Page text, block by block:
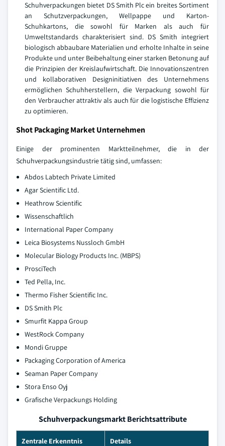
Schuhverpackungen bietet DS Smith Plc ein breites Sortiment
an Schutzverpackungen, Wellpappe und Karton-
Schuhkartons, die sowohl für Marken als auch für
Umweltstandards charakterisiert sind. DS Smith integriert
biologisch abbaubare Materialien und erholte Inhalte in seine
Produkte und unter Beibehaltung einer starken Betonung auf
die Prinzipien der Kreislaufwirtschaft. Die Innovationszentren
und kollaborativen Designinitiativen des Unternehmens
ermöglichen Schuhherstellern, die Verpackung sowohl für
den Verbraucher attraktiv als auch für die logistische Effizienz
zu optimieren.
Shot Packaging Market Unternehmen
Einige der prominenten Marktteilnehmer, die in der
Schuhverpackungsindustrie tätig sind, umfassen:
Abdos Labtech Private Limited
Agar Scientific Ltd.
Heathrow Scientific
Wissenschaftlich
International Paper Company
Leica Biosystems Nussloch GmbH
Molecular Biology Products Inc. (MBPS)
ProsciTech
Ted Pella, Inc.
Thermo Fisher Scientific Inc.
DS Smith Plc
Smurfit Kappa Group
WestRock Company
Mondi Gruppe
Packaging Corporation of America
Seaman Paper Company
Stora Enso Oyj
Grafische Verpackungs Holding
Schuhverpackungsmarkt Berichtsattribute
Zentrale Erkenntnis Details